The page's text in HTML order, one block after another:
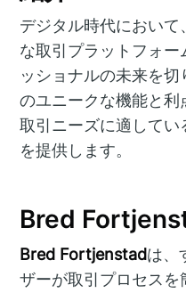
デジタル時代において、
な取引プラットフォー
ッショナルの未来を
のユニークな機能と
取引ニーズに適してい
を提供します。
Bred
Bred Fortjenstadは、
ザーが取引プロセス